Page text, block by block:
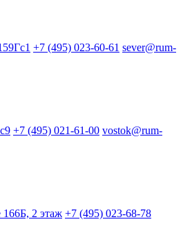
+7 (495) 023-60-61 sever@rum-
+7 (495) 021-61-00 vostok@rum-
2 этаж +7 (495) 023-68-78